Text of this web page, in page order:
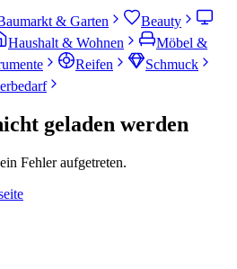
& Garten
Beauty
Haushalt & Wohnen
Möbel &
Reifen
Schmuck
geladen werden
Fehler aufgetreten.